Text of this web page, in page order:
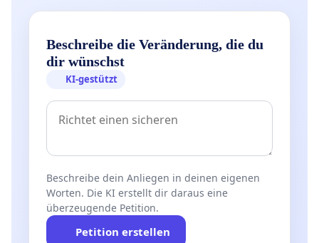
Beschreibe die Veränderung, die du
dir wünschst
KI-gestützt
Beschreibe dein Anliegen in deinen eigenen
Worten. Die KI erstellt dir daraus eine
überzeugende Petition.
Petition erstellen